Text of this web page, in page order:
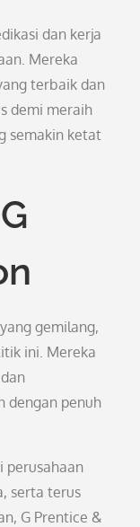
dan kerja
Mereka
terbaik dan
demi meraih
semakin ketat
gemilang,
ini. Mereka
dengan penuh
perusahaan
serta terus
G Prentice &